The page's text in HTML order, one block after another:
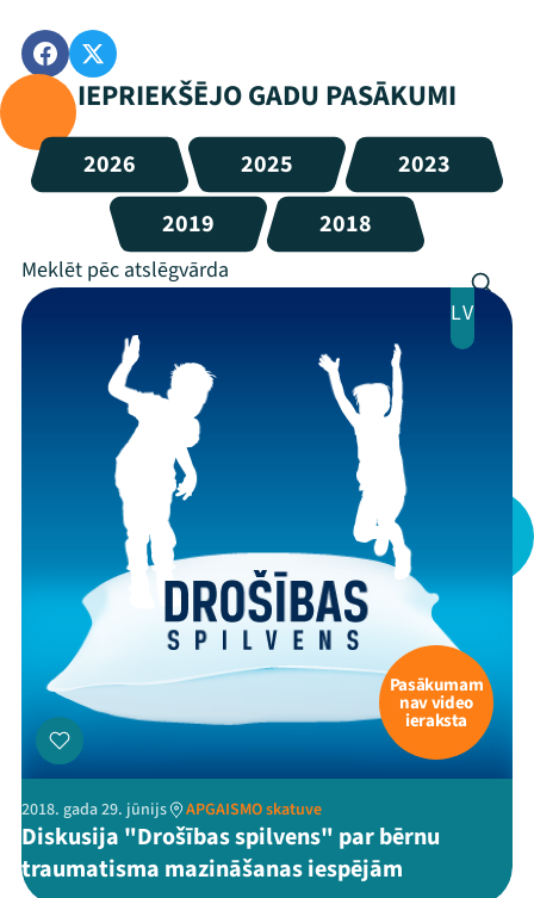
IEPRIEKŠĒJO GADU PASĀKUMI
2026 2025
2023
2019
2018
LV
Pasākumam
nav video
ieraksta
2018. gada 29. jūnijs APGAISMO skatuve
Diskusija "Drošības spilvens" par bērnu
traumatisma mazināšanas iespējām